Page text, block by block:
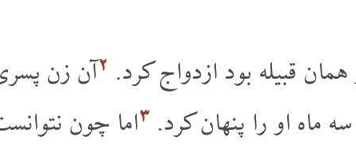
قبیله بود ازدواج کرد. ۲آن زن
او را پنهان کرد. ۳اما چون